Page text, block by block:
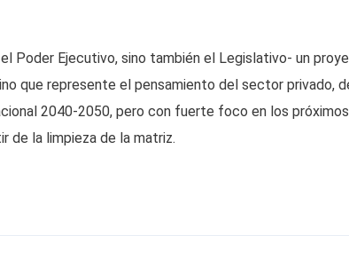
Poder Ejecutivo, sino también el Legislativo- un
que represente el pensamiento del sector privado,
2040-2050, pero con fuerte foco en los próximos
de la limpieza de la matriz.